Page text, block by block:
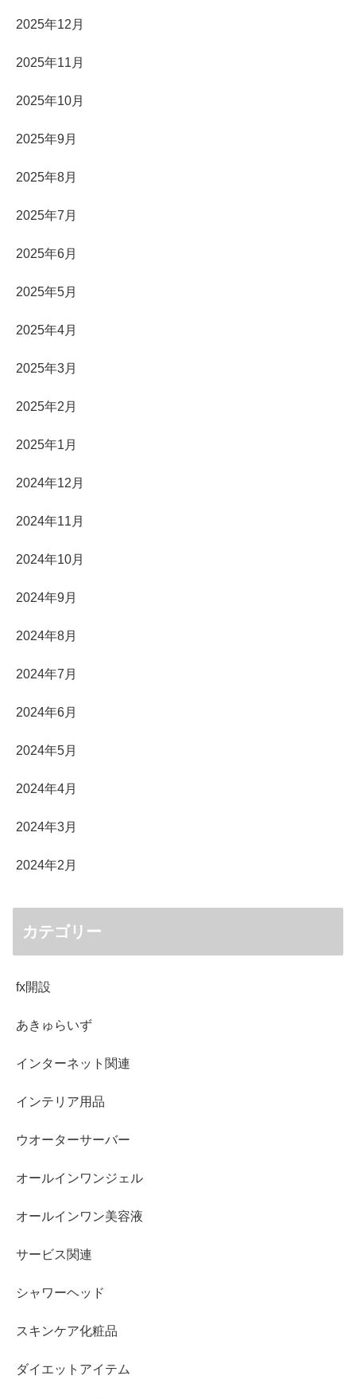
2025年12月
2025年11月
2025年10月
2025年9月
2025年8月
2025年7月
2025年6月
2025年5月
2025年4月
2025年3月
2025年2月
2025年1月
2024年12月
2024年11月
2024年10月
2024年9月
2024年8月
2024年7月
2024年6月
2024年5月
2024年4月
2024年3月
2024年2月
カテゴリー
fx開設
あきゅらいず
インターネット関連
インテリア用品
ウオーターサーバー
オールインワンジェル
オールインワン美容液
サービス関連
シャワーヘッド
スキンケア化粧品
ダイエットアイテム